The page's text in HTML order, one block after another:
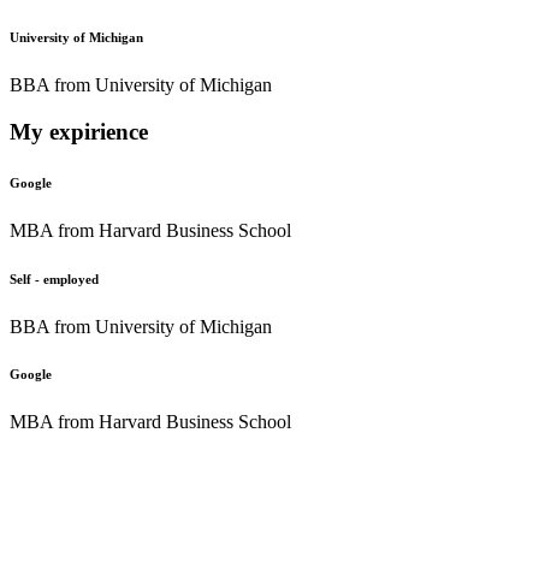
University of Michigan
BBA from University of Michigan
My expirience
Google
MBA from Harvard Business School
Self - employed
BBA from University of Michigan
Google
MBA from Harvard Business School